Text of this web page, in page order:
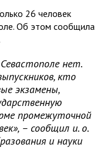
26 человек
Об этом сообщила
нет.
кто
экзамены,
промежуточной
– сообщил и. о.
и науки